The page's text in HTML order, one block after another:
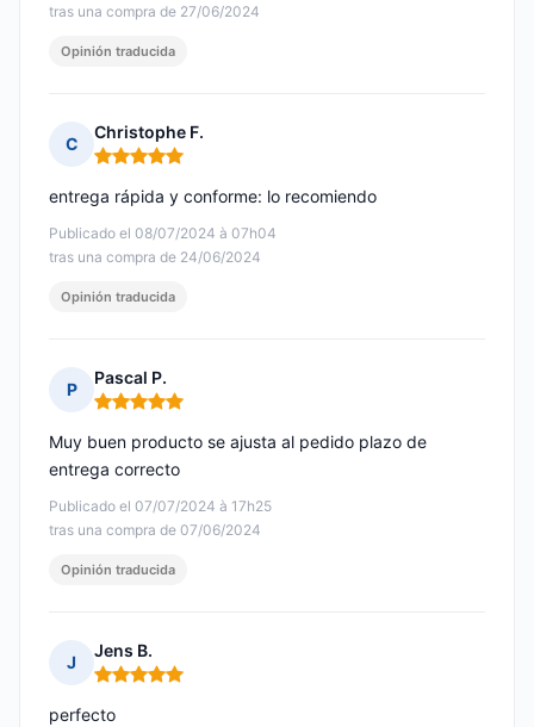
tras una compra de 27/06/2024
Opinión traducida
C
Christophe F.
Nota: 5 de 5
Publicado el 08/07/2024 à 07h04
tras una compra de 24/06/2024
entrega rápida y conforme: lo recomiendo
Opinión traducida
P
Pascal P.
Nota: 5 de 5
Publicado el 07/07/2024 à 17h25
tras una compra de 07/06/2024
Muy buen producto se ajusta al pedido plazo de
entrega correcto
Opinión traducida
J
Jens B.
Nota: 5 de 5
perfecto